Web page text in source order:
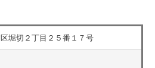
堀切２丁目２５番１７号